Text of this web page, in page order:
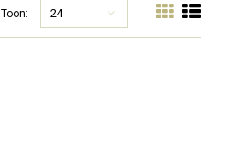
Toon: 24